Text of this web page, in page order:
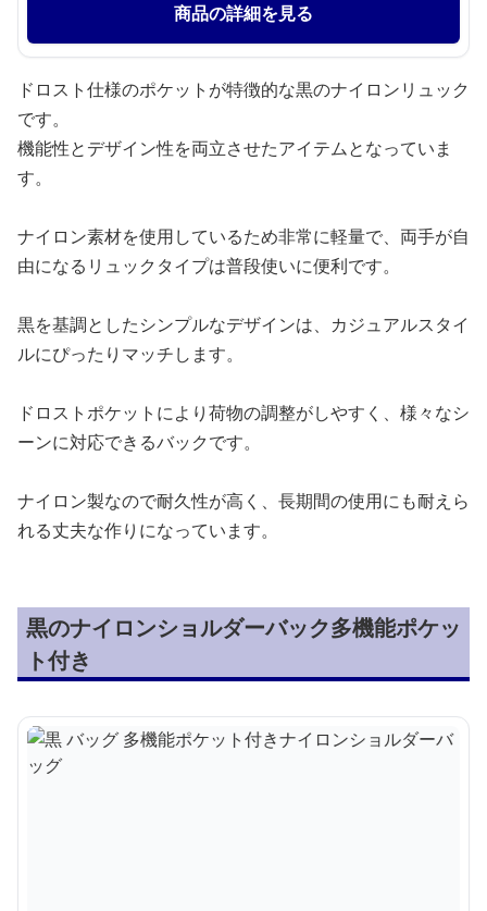
商品の詳細を見る
ドロスト仕様のポケットが特徴的な黒のナイロンリュック
です。
機能性とデザイン性を両立させたアイテムとなっていま
す。
ナイロン素材を使用しているため非常に軽量で、両手が自
由になるリュックタイプは普段使いに便利です。
黒を基調としたシンプルなデザインは、カジュアルスタイ
ルにぴったりマッチします。
ドロストポケットにより荷物の調整がしやすく、様々なシ
ーンに対応できるバックです。
ナイロン製なので耐久性が高く、長期間の使用にも耐えら
れる丈夫な作りになっています。
黒のナイロンショルダーバック多機能ポケッ
ト付き